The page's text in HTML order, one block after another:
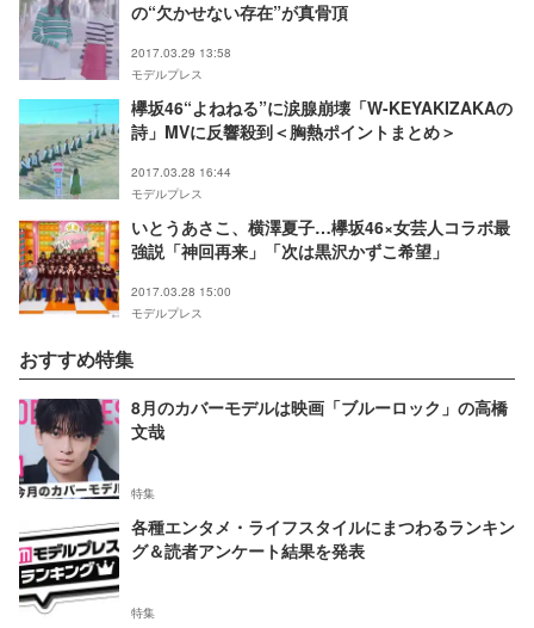
の“欠かせない存在”が真骨頂
2017.03.29 13:58
モデルプレス
欅坂46“よねねる”に涙腺崩壊「W-KEYAKIZAKAの
詩」MVに反響殺到＜胸熱ポイントまとめ＞
2017.03.28 16:44
モデルプレス
いとうあさこ、横澤夏子…欅坂46×女芸人コラボ最
強説「神回再来」「次は黒沢かずこ希望」
2017.03.28 15:00
モデルプレス
おすすめ特集
8月のカバーモデルは映画「ブルーロック」の高橋
文哉
特集
各種エンタメ・ライフスタイルにまつわるランキン
グ＆読者アンケート結果を発表
特集